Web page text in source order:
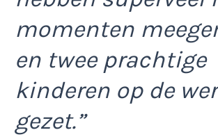
momenten
en twee prachtige
kinderen op de
gezet.”